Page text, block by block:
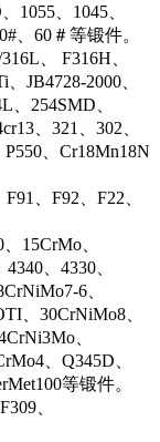
1055、1045、
、60＃等锻件。
、 F316H、
JB4728-2000、
、254SMD、
、321、302、
、Cr18Mn18N
、F92、F22、
15CrMo、
、4330、
6、
、30CrNiMo8、
、
、Q345D、
等锻件。
、